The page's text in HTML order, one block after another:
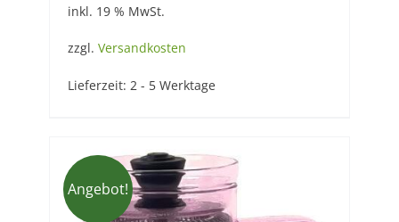
inkl. 19 % MwSt.
zzgl. Versandkosten
Lieferzeit: 2 - 5 Werktage
Angebot!